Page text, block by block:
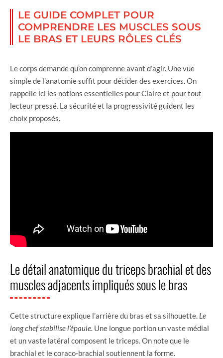
LE GUIDE COMPLET POUR
COMPRENDRE LES MUSCLES SOUS
LE BRAS ET LEURS RÔLES CLÉS
Le corps demande qu’on comprenne avant d’agir. Une vue
simple de l’anatomie suffit pour décider des exercices. On
rappelle ici les notions essentielles pour Claire et pour tout
lecteur pressé. La sécurité et la progressivité guident les
choix proposés.
Le détail anatomique du triceps brachial et des
muscles adjacents impliqués sous le bras
Cette structure explique l’arrière du bras et sa silhouette. Le
long chef stabilise l’épaule. Une longue portion un vaste médial
et un vaste latéral composent le triceps. On note que le
brachial et le coraco-brachial soutiennent la forme.